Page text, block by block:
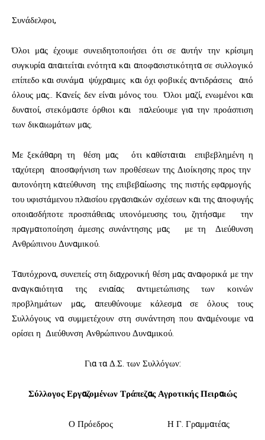
Συνάδελφοι,
Όλοι μας έχουμε συνειδητοποιήσει ότι σε αυτήν την κρίσιμη
συγκυρία απαιτείται ενότητα και αποφασιστικότητα σε συλλογικό
επίπεδο και συνάμα ψύχραιμες και όχι φοβικές αντιδράσεις από
όλους μας.. Κανείς δεν είναι μόνος του. Όλοι μαζί, ενωμένοι και
δυνατοί, στεκόμαστε όρθιοι και παλεύουμε για την προάσπιση
των δικαιωμάτων μας.
Με ξεκάθαρη τη θέση μας ότι καθίσταται επιβεβλημένη η
ταχύτερη αποσαφήνιση των προθέσεων της Διοίκησης προς την
αυτονόητη κατεύθυνση της επιβεβαίωσης της πιστής εφαρμογής
του υφιστάμενου πλαισίου εργασιακών σχέσεων και της αποφυγής
οποιασδήποτε προσπάθειας υπονόμευσης του, ζητήσαμε την
πραγματοποίηση άμεσης συνάντησης μας με τη Διεύθυνση
Ανθρώπινου Δυναμικού.
Ταυτόχρονα, συνεπείς στη διαχρονική θέση μας αναφορικά με την
αναγκαιότητα της ενιαίας αντιμετώπισης των κοινών
προβλημάτων μας, απευθύνουμε κάλεσμα σε όλους τους
Συλλόγους να συμμετέχουν στη συνάντηση που αναμένουμε να
ορίσει η Διεύθυνση Ανθρώπινου Δυναμικού.
Για τα Δ.Σ. των Συλλόγων:
Σύλλογος Εργαζομένων Τράπεζας Αγροτικής Πειραιώς
Ο Πρόεδρος Η Γ. Γραμματέας